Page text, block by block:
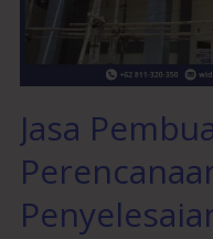
Jasa